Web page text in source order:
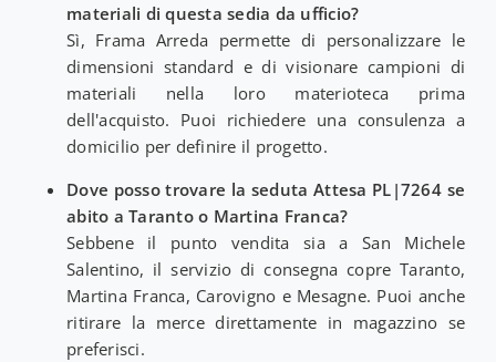
materiali di questa sedia da ufficio?
Sì, Frama Arreda permette di personalizzare le
dimensioni standard e di visionare campioni di
materiali nella loro materioteca prima
dell'acquisto. Puoi richiedere una consulenza a
domicilio per definire il progetto.
Dove posso trovare la seduta Attesa PL|7264 se
abito a Taranto o Martina Franca?
Sebbene il punto vendita sia a San Michele
Salentino, il servizio di consegna copre Taranto,
Martina Franca, Carovigno e Mesagne. Puoi anche
ritirare la merce direttamente in magazzino se
preferisci.